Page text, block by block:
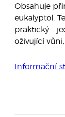
Obsahuje
eukalyptol.
praktický –
oživující
Informační